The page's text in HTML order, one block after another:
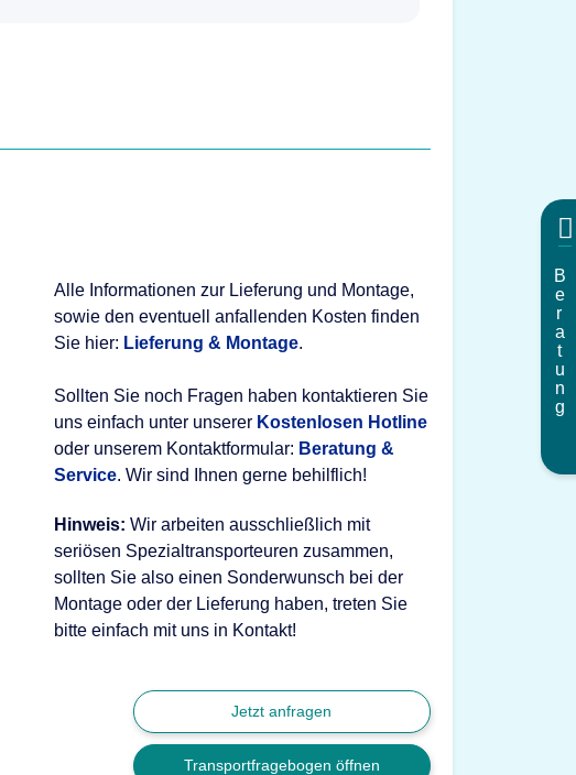
Alle Informationen zur Lieferung und Montage,
sowie den eventuell anfallenden Kosten finden
Sie hier: Lieferung & Montage.
Sollten Sie noch Fragen haben kontaktieren Sie
uns einfach unter unserer Kostenlosen Hotline
oder unserem Kontaktformular: Beratung &
Service. Wir sind Ihnen gerne behilflich!
Hinweis: Wir arbeiten ausschließlich mit
seriösen Spezialtransporteuren zusammen,
sollten Sie also einen Sonderwunsch bei der
Montage oder der Lieferung haben, treten Sie
bitte einfach mit uns in Kontakt!
Jetzt anfragen
Transportfragebogen öffnen
Beratung